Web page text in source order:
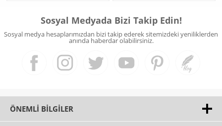
Sosyal Medyada Bizi Takip Edin!
Sosyal medya hesaplarımızdan bizi takip ederek sitemizdeki yeniliklerden
anında haberdar olabilirsiniz.
ÖNEMLI BILGILER